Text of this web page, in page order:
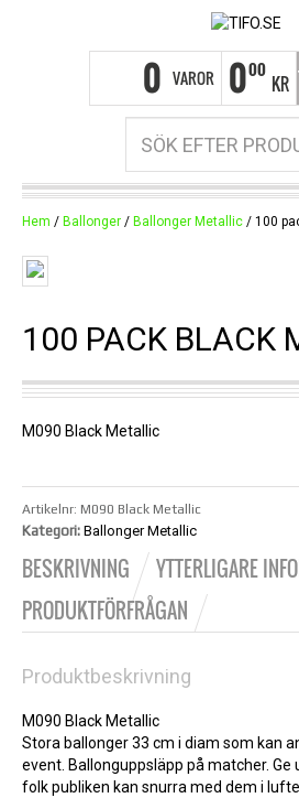
0 VAROR 000
KR
Hem / Ballonger / Ballonger Metallic / 100
100 PACK BLACK
M090 Black Metallic
Artikelnr: M090 Black Metallic
Kategori: Ballonger Metallic
BESKRIVNING
YTTERLIGARE
PRODUKTFÖRFRÅGAN
Produktbeskrivning
M090 Black Metallic
Stora ballonger 33 cm i diam som kan
event. Ballonguppsläpp på matcher. Ge
folk publiken kan snurra med dem i